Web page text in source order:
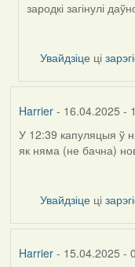
reply
RobinZone
зародкі загінулі
Увайдзіце ці
Harrier- 16.04.2025 -
У 12:39 капуляцыя ў
як няма (не бачна)
Увайдзіце ці
Harrier- 15.04.2025 -